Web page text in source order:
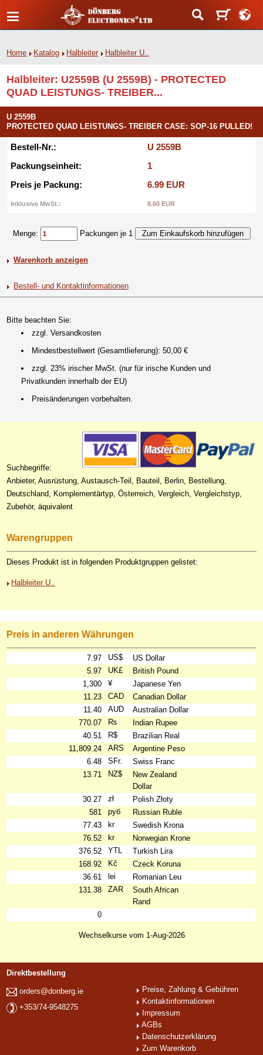
Home Katalog Halbleiter Halbleiter U..
Halbleiter: U2559B (U 2559B) - PROTECTED
QUAD LEISTUNGS- TREIBER...
U 2559B
PROTECTED QUAD LEISTUNGS- TREIBER CASE: SOP-16 PULLED!
Bestell-Nr.:
U 2559B
Packungseinheit:
1
Preis je Packung:
6.99 EUR
Inklusive MwSt.: 8.60 EUR
Menge: Packungen je 1
Warenkorb anzeigen
Bestell- und Kontaktinformationen
Bitte beachten Sie:
zzgl. Versandkosten
Mindestbestellwert (Gesamtlieferung): 50,00 €
zzgl. 23% irischer MwSt. (nur für irische Kunden und
Privatkunden innerhalb der EU)
Preisänderungen vorbehalten.
Suchbegriffe:
Anbieter, Ausrüstung, Austausch-Teil, Bauteil, Berlin, Bestellung,
Deutschland, Komplementärtyp, Österreich, Vergleich, Vergleichstyp,
Zubehör, äquivalent
Warengruppen
Dieses Produkt ist in folgenden Produktgruppen gelistet:
Halbleiter U..
Preis in anderen Währungen
7.97 US$
US Dollar
5.97
UK£
British Pound
1,300
¥
Japanese Yen
11.23
CAD
Canadian Dollar
11.40
AUD
Australian Dollar
770.07
₨
Indian Rupee
40.51
R$
Brazilian Real
11,809.24
ARS
Argentine Peso
6.48
SFr.
Swiss Franc
13.71
NZ$
New Zealand
Dollar
30.27
zł
Polish Złoty
581
руб
Russian Ruble
77.43
kr
Swedish Krona
76.52
kr
Norwegian Krone
376.52
YTL
Turkish Lira
168.92
Kč
Czeck Koruna
36.61
lei
Romanian Leu
131.38
ZAR
South African
Rand
0
Wechselkurse vom 1-Aug-2026
Direktbestellung
orders@donberg.ie
+353/74-9548275
Preise, Zahlung & Gebühren
Kontaktinformationen
Impressum
AGBs
Datenschutzerklärung
Zum Warenkorb